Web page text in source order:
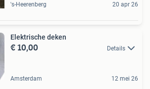
's-Heerenberg 20 apr 26
Elektrische deken
€ 10,00 Details
Amsterdam 12 mei 26